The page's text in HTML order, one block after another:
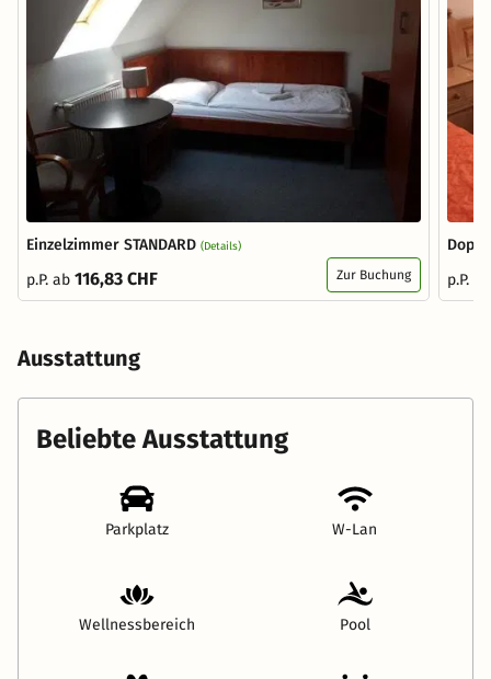
Einzelzimmer STANDARD (Details)
p.P. ab 116,83 CHF Zur Buchung
p.P.
Ausstattung
Beliebte Ausstattung
Parkplatz W-Lan
Wellnessbereich Pool